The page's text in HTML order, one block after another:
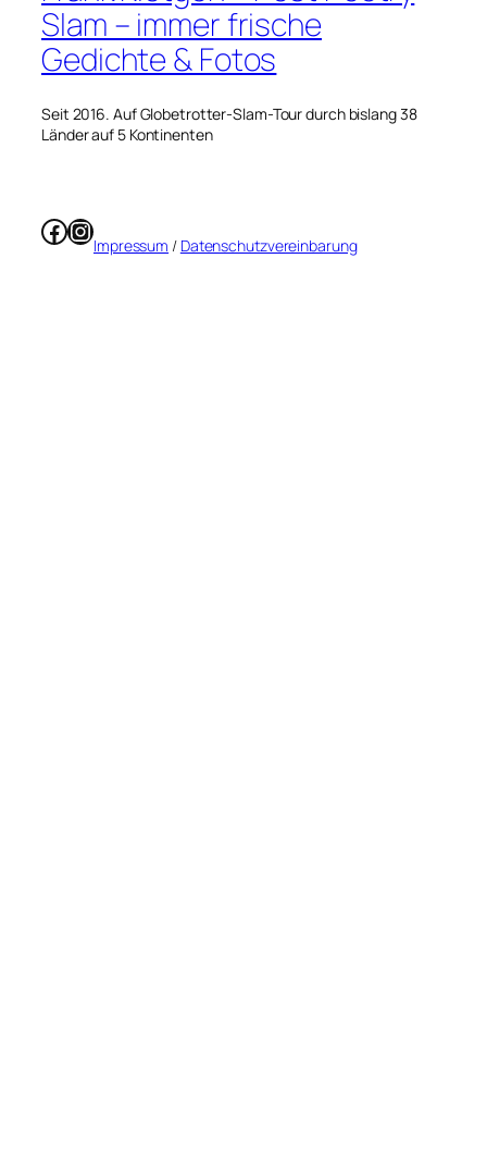
Slam – immer frische
Gedichte & Fotos
Seit 2016. Auf Globetrotter-Slam-Tour durch bislang 38
Länder auf 5 Kontinenten
Facebook
Instagram
Impressum / Datenschutzvereinbarung